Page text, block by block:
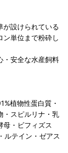
が設けられている
ン単位まで粉砕し
・安全な水産飼料
植物性蛋白質・
・スピルリナ・乳
母・ビフィズス
ルテイン・ゼアス